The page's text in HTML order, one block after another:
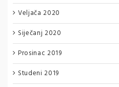
Veljača 2020
Siječanj 2020
Prosinac 2019
Studeni 2019